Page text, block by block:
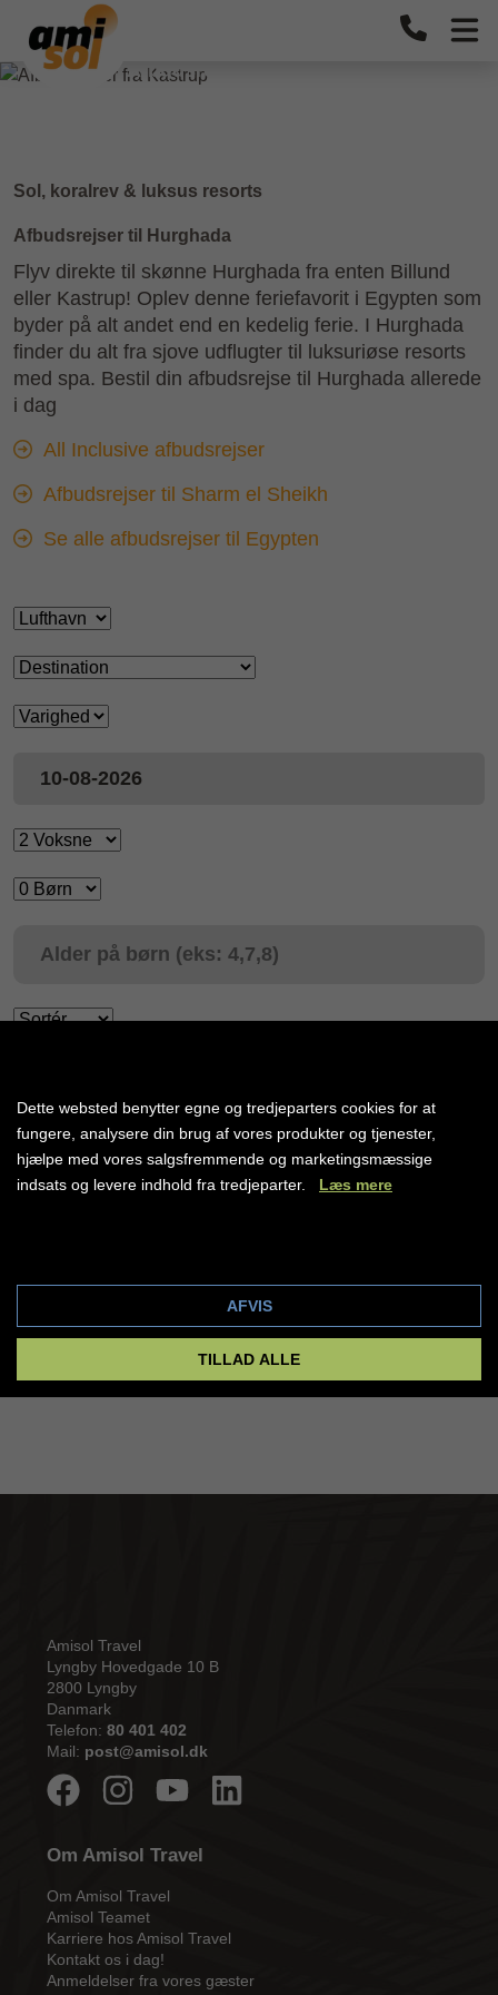
Afbudsrejser til Hurghada
Sol, koralrev & luksus resorts
Afbudsrejser til Hurghada
Flyv direkte til skønne Hurghada fra enten Billund
eller Kastrup! Oplev denne feriefavorit i Egypten som
byder på alt andet end en kedelig ferie. I Hurghada
finder du alt fra sjove udflugter til luksuriøse resorts
med spa. Bestil din afbudsrejse til Hurghada allerede
i dag
All Inclusive afbudsrejser
Afbudsrejser til Sharm el Sheikh
Se alle afbudsrejser til Egypten
Amisol Travel
Lyngby Hovedgade 10 B
2800 Lyngby
Danmark
Telefon: 80 401 402
Mail: post@amisol.dk
Om Amisol Travel
Om Amisol Travel
Amisol Teamet
Karriere hos Amisol Travel
Kontakt os i dag!
Anmeldelser fra vores gæster
Dette websted benytter egne og tredjeparters cookies for at
fungere, analysere din brug af vores produkter og tjenester,
hjælpe med vores salgsfremmende og marketingsmæssige
indsats og levere indhold fra tredjeparter. Læs mere
AFVIS
TILLAD ALLE